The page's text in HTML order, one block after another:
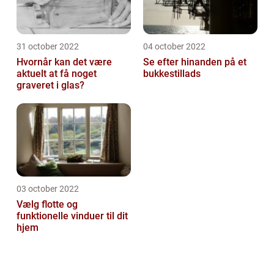
31 october 2022
Hvornår kan det være
aktuelt at få noget
graveret i glas?
04 october 2022
Se efter hinanden på et
bukkestillads
03 october 2022
Vælg flotte og
funktionelle vinduer til dit
hjem